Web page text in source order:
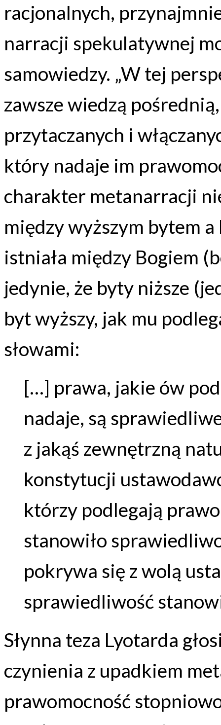
racjonalnych,
narracji spekulatywnej
samowiedzy. „W tej
zawsze wiedzą
przytaczanych i
który nadaje im
charakter metanarracji
między wyższym bytem
istniała między Bogiem
jedynie, że byty niższe
byt wyższy, jak mu
słowami:
[…] prawa, jakie ów
nadaje, są
z jakąś zewnętrzną
konstytucji
którzy podlegają
stanowiło
pokrywa się z wolą
sprawiedliwość
Słynna teza Lyotarda
czynienia z upadkiem
prawomocność